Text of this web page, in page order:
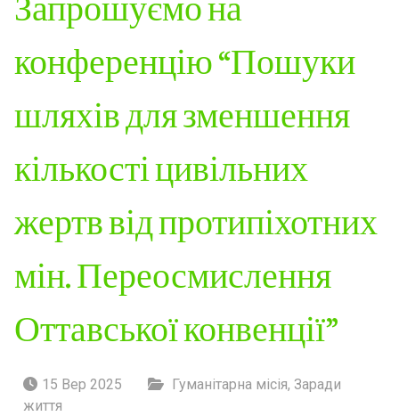
конференцію “Пошуки
шляхів для зменшення
кількості цивільних
жертв від протипіхотних
мін. Переосмислення
Оттавської конвенції”
15 Вер 2025 Гуманітарна місія, Заради
життя